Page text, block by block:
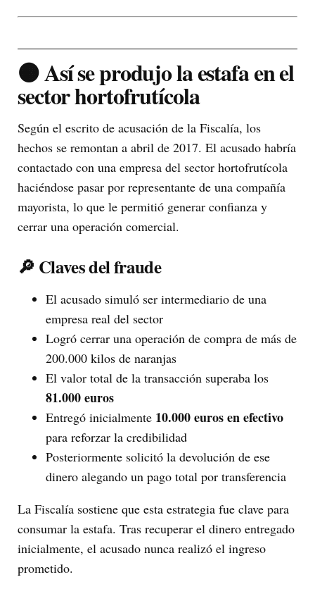
🟠 Así se produjo la estafa en el
sector hortofrutícola
Según el escrito de acusación de la Fiscalía, los
hechos se remontan a abril de 2017. El acusado habría
contactado con una empresa del sector hortofrutícola
haciéndose pasar por representante de una compañía
mayorista, lo que le permitió generar confianza y
cerrar una operación comercial.
🔎 Claves del fraude
El acusado simuló ser intermediario de una
empresa real del sector
Logró cerrar una operación de compra de más de
200.000 kilos de naranjas
El valor total de la transacción superaba los
81.000 euros
Entregó inicialmente 10.000 euros en efectivo
para reforzar la credibilidad
Posteriormente solicitó la devolución de ese
dinero alegando un pago total por transferencia
La Fiscalía sostiene que esta estrategia fue clave para
consumar la estafa. Tras recuperar el dinero entregado
inicialmente, el acusado nunca realizó el ingreso
prometido.